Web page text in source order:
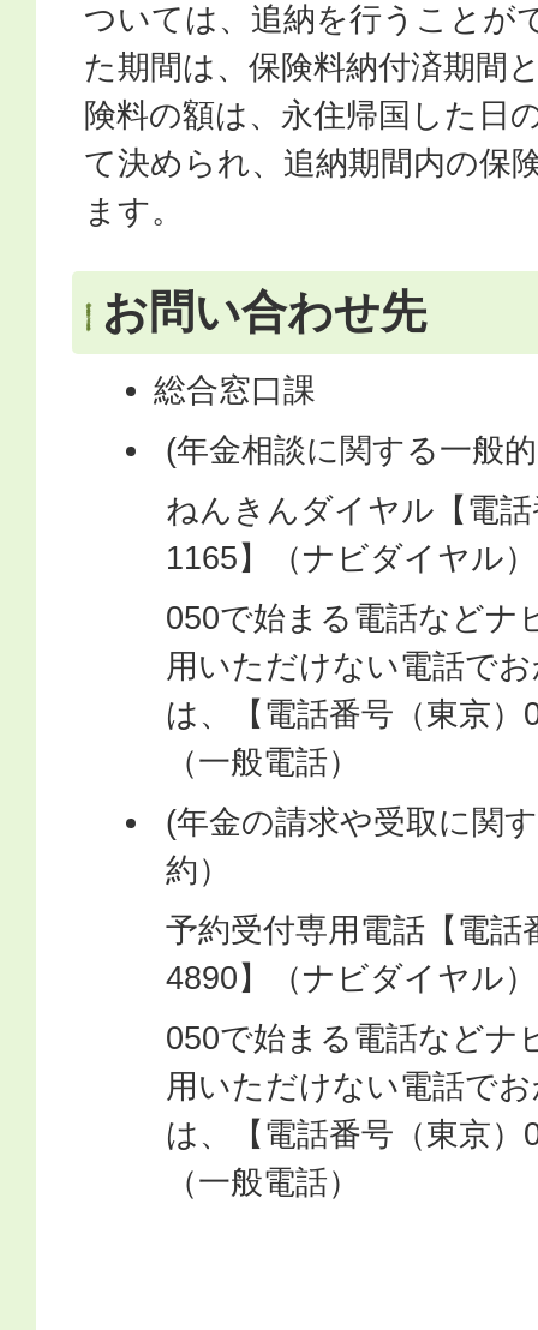
ついては、追納を行うことが
た期間は、保険料納付済期間
険料の額は、永住帰国した日
て決められ、追納期間内の保
ます。
お問い合わせ先
総合窓口課
(年金相談に関する一般
ねんきんダイヤル【電
1165】（ナビダイヤル）
050で始まる電話などナ
用いただけない電話で
は、【電話番号（東京）
（一般電話）
(年金の請求や受取に関
約）
予約受付専用電話【電話
4890】（ナビダイヤル）
050で始まる電話などナ
用いただけない電話で
は、【電話番号（東京）
（一般電話）